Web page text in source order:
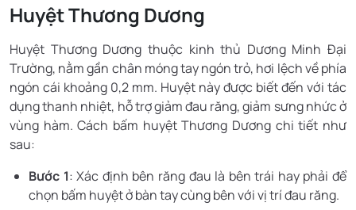
Huyệt Thương Dương
Huyệt Thương Dương thuộc kinh thủ Dương Minh Đại
Trường, nằm gần chân móng tay ngón trỏ, hơi lệch về phía
ngón cái khoảng 0,2 mm. Huyệt này được biết đến với tác
dụng thanh nhiệt, hỗ trợ giảm đau răng, giảm sưng nhức ở
vùng hàm. Cách bấm huyệt Thương Dương chi tiết như
sau:
Bước 1: Xác định bên răng đau là bên trái hay phải để
chọn bấm huyệt ở bàn tay cùng bên với vị trí đau răng.